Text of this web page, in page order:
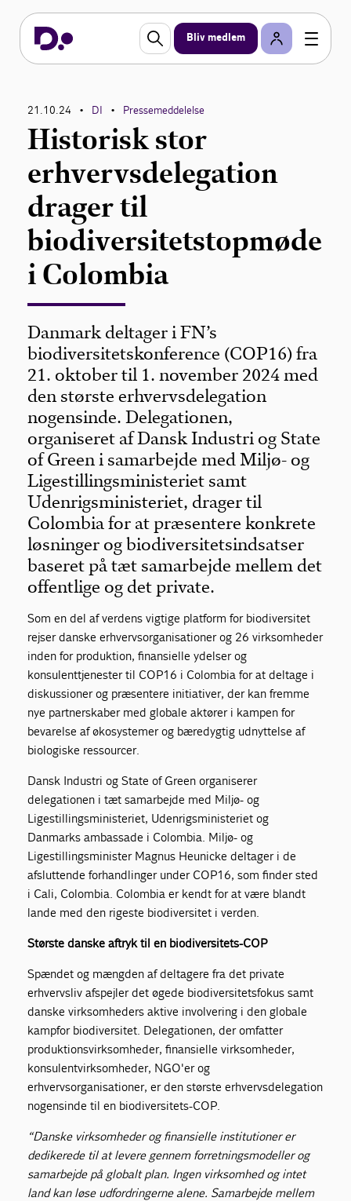
Bliv medlem
21.10.24 • DI • Pressemeddelelse
Historisk stor
erhvervsdelegation
drager til
biodiversitetstopmøde
i Colombia
Danmark deltager i FN’s
biodiversitetskonference (COP16) fra
21. oktober til 1. november 2024 med
den største erhvervsdelegation
nogensinde. Delegationen,
organiseret af Dansk Industri og State
of Green i samarbejde med Miljø- og
Ligestillingsministeriet samt
Udenrigsministeriet, drager til
Colombia for at præsentere konkrete
løsninger og biodiversitetsindsatser
baseret på tæt samarbejde mellem det
offentlige og det private.
Som en del af verdens vigtige platform for biodiversitet
rejser danske erhvervsorganisationer og 26 virksomheder
inden for produktion, finansielle ydelser og
konsulenttjenester til COP16 i Colombia for at deltage i
diskussioner og præsentere initiativer, der kan fremme
nye partnerskaber med globale aktører i kampen for
bevarelse af økosystemer og bæredygtig udnyttelse af
biologiske ressourcer.
Dansk Industri og State of Green organiserer
delegationen i tæt samarbejde med Miljø- og
Ligestillingsministeriet, Udenrigsministeriet og
Danmarks ambassade i Colombia. Miljø- og
Ligestillingsminister Magnus Heunicke deltager i de
afsluttende forhandlinger under COP16, som finder sted
i Cali, Colombia. Colombia er kendt for at være blandt
lande med den rigeste biodiversitet i verden.
Største danske aftryk til en biodiversitets-COP
Spændet og mængden af deltagere fra det private
erhvervsliv afspejler det øgede biodiversitetsfokus samt
danske virksomheders aktive involvering i den globale
kampfor biodiversitet. Delegationen, der omfatter
produktionsvirksomheder, finansielle virksomheder,
konsulentvirksomheder, NGO'er og
erhvervsorganisationer, er den største erhvervsdelegation
nogensinde til en biodiversitets-COP.
“Danske virksomheder og finansielle institutioner er
dedikerede til at levere gennem forretningsmodeller og
samarbejde på globalt plan. Ingen virksomhed og intet
land kan løse udfordringerne alene. Samarbejde mellem